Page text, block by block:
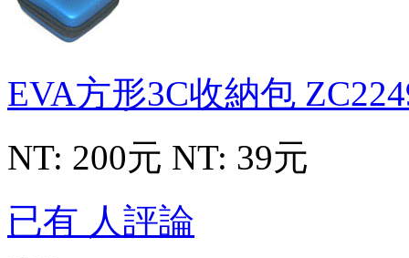
EVA方形3C收納包
NT: 200元 NT: 39元
已有 人評論